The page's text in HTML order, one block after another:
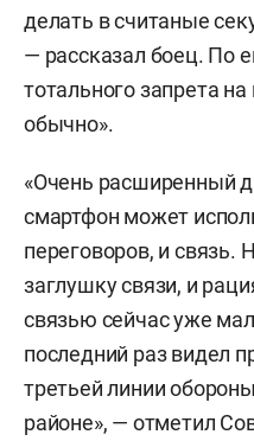
делать в считаные
— рассказал боец. По
тотального запрета
обычно».
«Очень расширенный
смартфон может
переговоров, и
заглушку связи, и
связью сейчас уже
последний раз видел
третьей линии
районе», — отметил